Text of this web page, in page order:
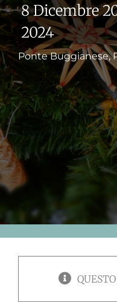
8 Dicembre
2024
Ponte Buggianese,